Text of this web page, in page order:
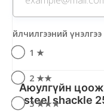
Аюулгүйн цоож 6мм (Safety Padlock-Short
steel shackle
Үйлчилгээний үнэлгээ
1 ★
2 ★★
3 ★★★